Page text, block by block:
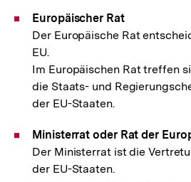
Europäischer Rat
Der Europäische Rat
EU.
Im Europäischen Rat treffen
die Staats- und
der EU-Staaten.
Ministerrat oder Rat der
Der Ministerrat ist die
der EU-Staaten.